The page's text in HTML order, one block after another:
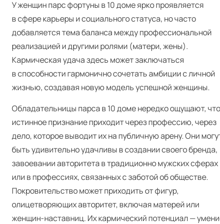
У женщин парс фортуны в 10 доме ярко проявляется
в сфере карьеры и социального статуса, но часто
добавляется тема баланса между профессиональной
реализацией и другими ролями (матери, жены).
Кармическая удача здесь может заключаться
в способности гармонично сочетать амбиции с личной
жизнью, создавая новую модель успешной женщины.
Обладательницы парса в 10 доме нередко ощущают, что
истинное признание приходит через профессию, через
дело, которое выводит их на публичную арену. Они
быть удивительно удачливы в создании своего бренда,
завоевании авторитета в традиционно мужских сферах
или в профессиях, связанных с заботой об обществе.
Покровительство может приходить от фигур,
олицетворяющих авторитет, включая матерей или
женщин-наставниц. Их кармический потенциал —